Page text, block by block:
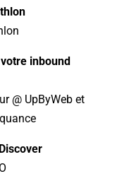
inbound
@ UpByWeb et